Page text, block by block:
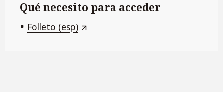
Qué necesito para acceder
Folleto (esp)